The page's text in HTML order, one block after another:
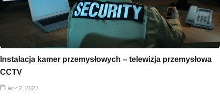
Instalacja kamer przemysłowych – telewizja przemysłowa
CCTV
wrz 2, 2023